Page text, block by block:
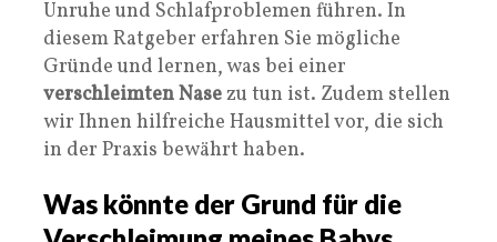
Unruhe und Schlafproblemen führen. In
diesem Ratgeber erfahren Sie mögliche
Gründe und lernen, was bei einer
verschleimten Nasezu tun ist. Zudem stellen
wir Ihnen hilfreiche Hausmittel vor, die sich
in der Praxis bewährt haben.
Was könnte der Grund für die